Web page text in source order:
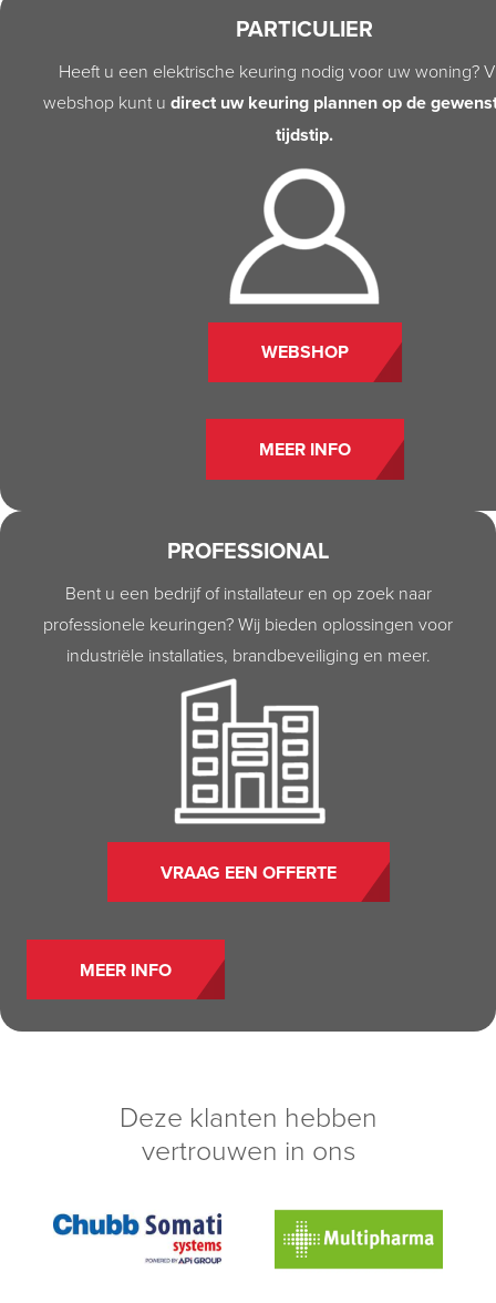
PARTICULIER
Heeft u een elektrische keuring nodig voor uw woning?
webshop kunt u direct uw keuring plannen op de
tijdstip.
WEBSHOP
MEER INFO
PROFESSIONAL
Bent u een bedrijf of installateur en op zoek naar
professionele keuringen? Wij bieden oplossingen voor
industriële installaties, brandbeveiliging en meer.
VRAAG EEN OFFERTE
MEER INFO
Deze klanten hebben
vertrouwen in ons